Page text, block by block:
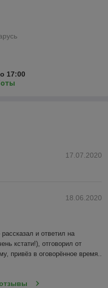
ни град не страшны
сохранит свой
17:00
17.07.2020
18.06.2020
и ответил на
кстати!), отговорил от
привёз в оговорённое время..